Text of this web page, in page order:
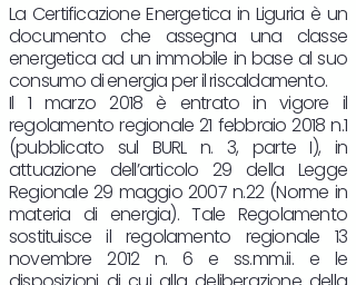
La Certificazione Energetica in Liguria è un
documento che assegna una classe
energetica ad un immobile in base al suo
consumo di energia per il riscaldamento.
Il 1 marzo 2018 è entrato in vigore il
regolamento regionale 21 febbraio 2018 n.1
(pubblicato sul BURL n. 3, parte I), in
attuazione dell’articolo 29 della Legge
Regionale 29 maggio 2007 n.22 (Norme in
materia di energia). Tale Regolamento
sostituisce il regolamento regionale 13
novembre 2012 n. 6 e ss.mm.ii. e le